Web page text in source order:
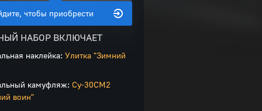
чтобы приобрести
НАБОР ВКЛЮЧАЕТ
наклейка:Улитка "Зимний
камуфляж: Су-30СМ2
воин"